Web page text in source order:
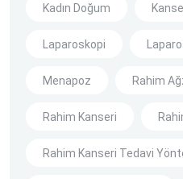
Kadın Doğum
Laparoskopi
Menapoz Rahim
Rahim Kanseri
Rahim Kanseri Tedavi